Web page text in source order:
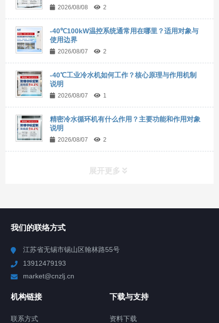
2026/08/08 2
-40℃100kW温控系统通常用在哪里？适用对象与
使用边界
2026/08/07 2
-40℃工业冷水机如何工作？核心原理与作用机制
说明
2026/08/07 1
精密冷水循环机有什么作用？主要功能和作用对象
说明
2026/08/07 2
展开更多
Chiller高精度制冷循环器
TCU温度控制单元
我们的联络方式
江苏省无锡市锡山区翰林路55号
13912479193
market@cnzlj.cn
机构链接
联系方式
下载与支持
资料下载